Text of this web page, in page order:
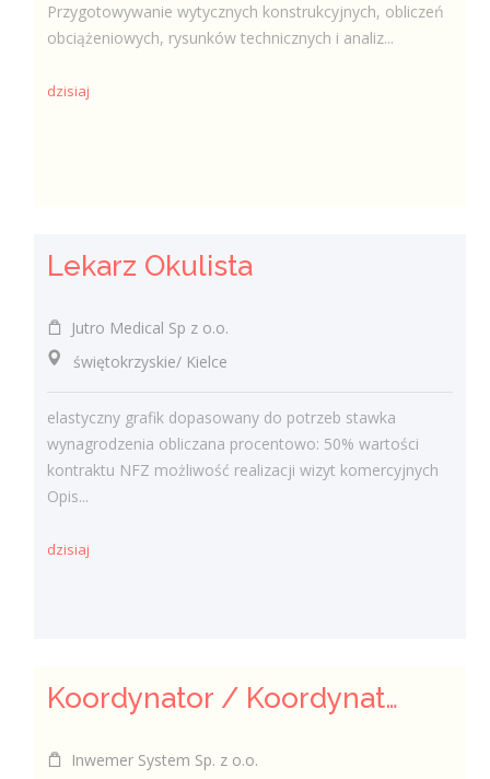
Przygotowywanie wytycznych konstrukcyjnych, obliczeń
obciążeniowych, rysunków technicznych i analiz...
dzisiaj
Lekarz Okulista
Jutro Medical Sp z o.o.
świętokrzyskie/ Kielce
elastyczny grafik dopasowany do potrzeb stawka
wynagrodzenia obliczana procentowo: 50% wartości
kontraktu NFZ możliwość realizacji wizyt komercyjnych
Opis...
dzisiaj
Koordynator / Koordynatorka ds. utrzymania czystości
Inwemer System Sp. z o.o.